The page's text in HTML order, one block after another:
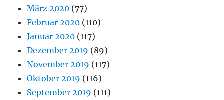
März 2020 (77)
Februar 2020 (110)
Januar 2020 (117)
Dezember 2019 (89)
November 2019 (117)
Oktober 2019 (116)
September 2019 (111)